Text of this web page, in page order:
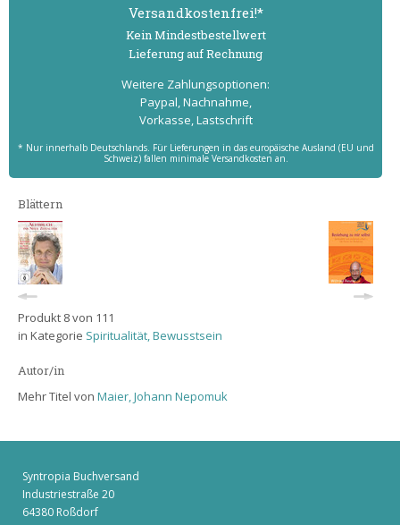
Versand­kostenfrei!*
Kein Mindest­bestell­wert
Lieferung auf Rechnung
Weitere Zahlungs­optionen:
Paypal, Nachnahme,
Vorkasse, Lastschrift
* Nur innerhalb Deutschlands. Für Lieferungen in das europäische Ausland (EU und
Schweiz) fallen minimale Versandkosten an.
Blättern
Produkt 8 von 111
in Kategorie Spiritualität, Bewusstsein
Autor/in
Mehr Titel von Maier, Johann Nepomuk
Syntropia Buchversand
Industriestraße 20
64380 Roßdorf